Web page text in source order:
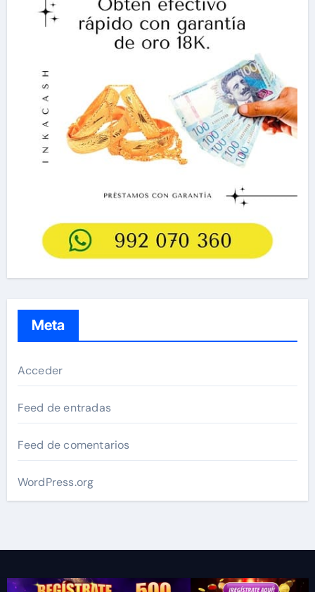
Meta
Acceder
Feed de entradas
Feed de comentarios
WordPress.org